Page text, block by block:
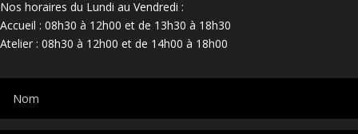
Nos horaires du Lundi au Vendredi :
Accueil : 08h30 à 12h00 et de 13h30 à 18h30
Atelier : 08h30 à 12h00 et de 14h00 à 18h00